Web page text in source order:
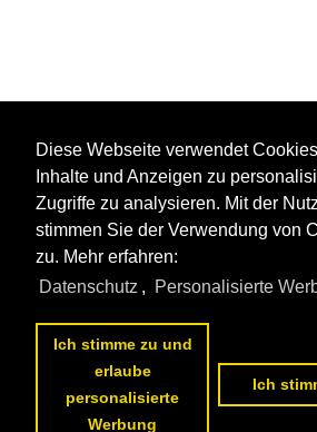
Diese Webseite verwendet
Inhalte und Anzeigen zu
Zugriffe zu analysieren. Mit der
stimmen Sie der Verwendung von
zu. Mehr erfahren:
Datenschutz , Personalisierte
Ich stimme zu und
erlaube
personalisierte
Werbung
Ich